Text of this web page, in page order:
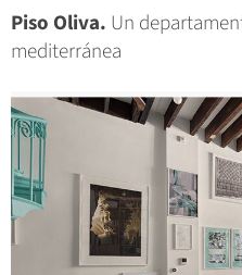
Piso Oliva. Un
mediterránea